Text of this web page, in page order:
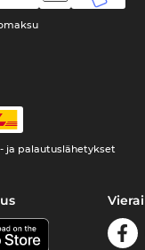
ja palautuslähetykset